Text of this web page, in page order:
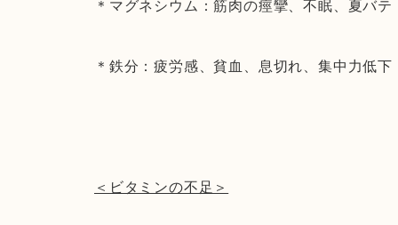
＊マグネシウム：筋肉の痙攣、不眠、夏バテ
＊鉄分：疲労感、貧血、息切れ、集中力低下
＜ビタミンの不足＞